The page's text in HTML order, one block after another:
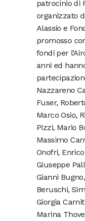
patrocinio di
organizzato
Alassio e
promosso
fondi per
anni ed
Nazzareno
Fuser,
Marco Osio,
Pizzi, Mario
Massimo
Onofri,
Giuseppe
Gianni
Beruschi,
Giorgia
Marina